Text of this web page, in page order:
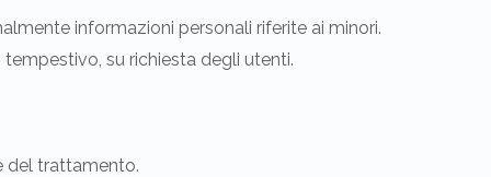
informazioni personali riferite ai minori.
su richiesta degli utenti.
del trattamento.